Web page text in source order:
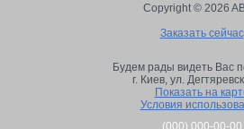
Copyright © 2026
Заказать сейчас
Будем рады видеть Вас
г. Киев, ул.
Показать на
Условия
(000) 000-00-00